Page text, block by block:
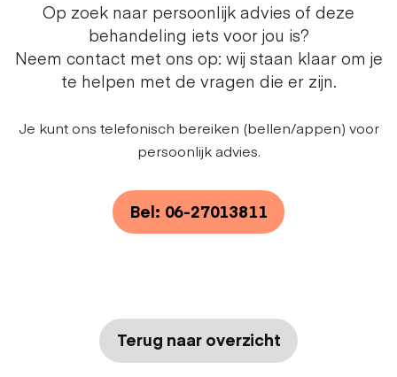
Op zoek naar persoonlijk advies of deze
behandeling iets voor jou is?
Neem contact met ons op: wij staan klaar om je
te helpen met de vragen die er zijn.
Je kunt ons telefonisch bereiken (bellen/appen) voor
persoonlijk advies.
Bel: 06-27013811
Terug naar overzicht